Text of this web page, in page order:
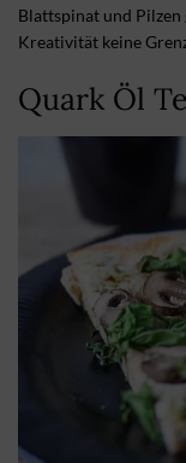
Blattspinat und
Kreativität keine
Quark Öl